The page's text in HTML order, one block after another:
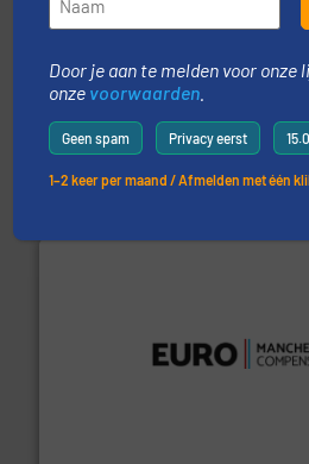
Wereldwijd opererend specialist in
procestechnologie en
by the best”.Meer info ➜
Door je aan te melden voor
onze voorwaarden
Geen spam Privacy eerst
1–2 keer per maand / Afmelden met één